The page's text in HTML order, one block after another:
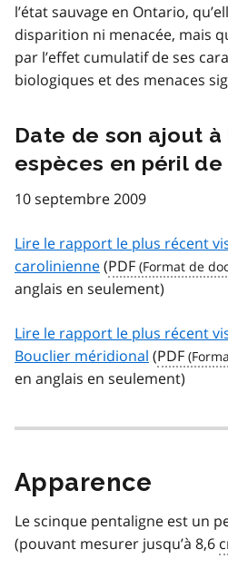
l’état sauvage en Ontario,
disparition ni menacée, mais
par l’effet cumulatif de ses
biologiques et des menaces
Date de son ajout
espèces en péril de
10 septembre 2009
Lire le rapport le plus récent
carolinienne(PDF
anglais en seulement)
Lire le rapport le plus récent
Bouclier méridional (PDF
en anglais en seulement)
Apparence
Le scinque pentaligne est un
(pouvant mesurer jusqu’à 8,6